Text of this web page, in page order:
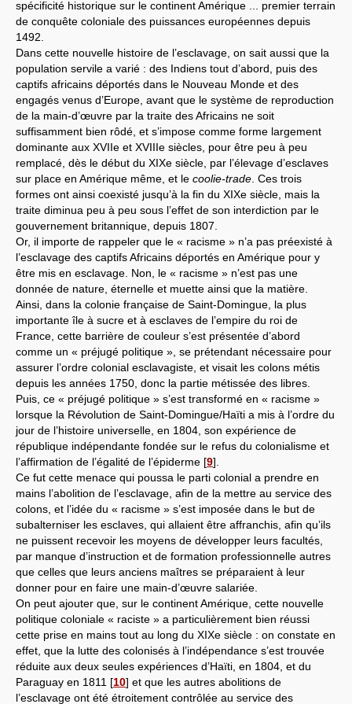
spécificité historique sur le continent Amérique ... premier terrain
de conquête coloniale des puissances européennes depuis
1492.
Dans cette nouvelle histoire de l’esclavage, on sait aussi que la
population servile a varié : des Indiens tout d’abord, puis des
captifs africains déportés dans le Nouveau Monde et des
engagés venus d’Europe, avant que le système de reproduction
de la main-d’œuvre par la traite des Africains ne soit
suffisamment bien rôdé, et s’impose comme forme largement
dominante aux XVIIe et XVIIIe siècles, pour être peu à peu
remplacé, dès le début du XIXe siècle, par l’élevage d’esclaves
sur place en Amérique même, et le coolie-trade . Ces trois
formes ont ainsi coexisté jusqu’à la fin du XIXe siècle, mais la
traite diminua peu à peu sous l’effet de son interdiction par le
gouvernement britannique, depuis 1807.
Or, il importe de rappeler que le « racisme » n’a pas préexisté à
l’esclavage des captifs Africains déportés en Amérique pour y
être mis en esclavage. Non, le « racisme » n’est pas une
donnée de nature, éternelle et muette ainsi que la matière.
Ainsi, dans la colonie française de Saint-Domingue, la plus
importante île à sucre et à esclaves de l’empire du roi de
France, cette barrière de couleur s’est présentée d’abord
comme un « préjugé politique », se prétendant nécessaire pour
assurer l’ordre colonial esclavagiste, et visait les colons métis
depuis les années 1750, donc la partie métissée des libres.
Puis, ce « préjugé politique » s’est transformé en « racisme »
lorsque la Révolution de Saint-Domingue/Haïti a mis à l’ordre du
jour de l’histoire universelle, en 1804, son expérience de
république indépendante fondée sur le refus du colonialisme et
l’affirmation de l’égalité de l’épiderme [9]
Ce fut cette menace qui poussa le parti colonial a prendre en
mains l’abolition de l’esclavage, afin de la mettre au service des
colons, et l’idée du « racisme » s’est imposée dans le but de
subalterniser les esclaves, qui allaient être affranchis, afin qu’ils
ne puissent recevoir les moyens de développer leurs facultés,
par manque d’instruction et de formation professionnelle autres
que celles que leurs anciens maîtres se préparaient à leur
donner pour en faire une main-d’œuvre salariée.
On peut ajouter que, sur le continent Amérique, cette nouvelle
politique coloniale « raciste » a particulièrement bien réussi
cette prise en mains tout au long du XIXe siècle : on constate en
effet, que la lutte des colonisés à l’indépendance s’est trouvée
réduite aux deux seules expériences d’Haïti, en 1804, et du
Paraguay en 1811 [10] et que les autres abolitions de
l’esclavage ont été étroitement contrôlée au service des